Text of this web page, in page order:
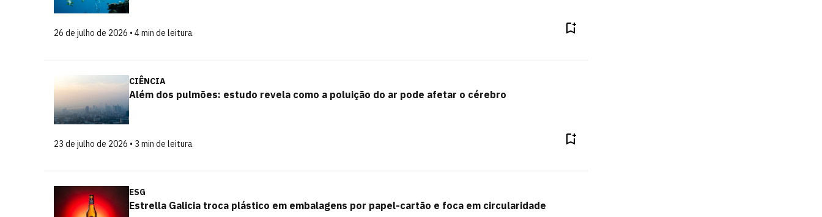
26 de julho de 2026 • 4 min de leitura
CIÊNCIA
Além dos pulmões: estudo revela como a poluição do ar pode afetar o cérebro
23 de julho de 2026 • 3 min de leitura
ESG
Estrella Galicia troca plástico em embalagens por papel-cartão e foca em circularidade